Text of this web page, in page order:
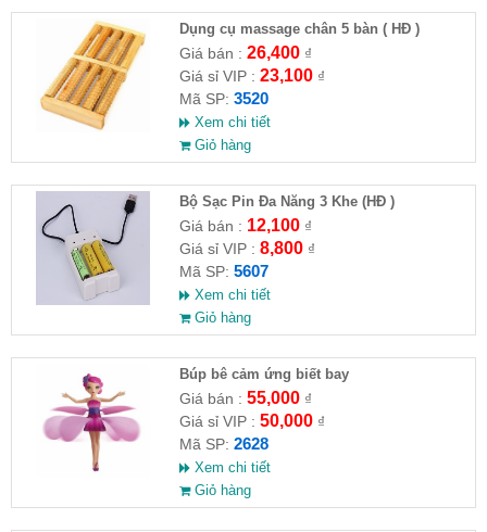
Dụng cụ massage chân 5 bàn ( HĐ )
Giá bán : 26,400₫
Giá sỉ VIP : 23,100₫
Mã SP: 3520
Xem chi tiết
Giỏ hàng
Bộ Sạc Pin Đa Năng 3 Khe (HĐ )
Giá bán : 12,100₫
Giá sỉ VIP : 8,800₫
Mã SP: 5607
Xem chi tiết
Giỏ hàng
​Búp bê cảm ứng biết bay
Giá bán : 55,000₫
Giá sỉ VIP : 50,000₫
Mã SP: 2628
Xem chi tiết
Giỏ hàng